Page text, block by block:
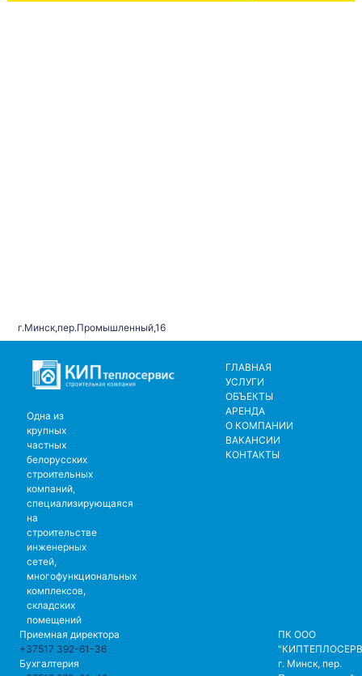
г.Минск,пер.Промышленный,16
Одна из
крупных
частных
белорусских
строительных
компаний,
специализирующаяся
на
строительстве
инженерных
сетей,
многофункциональных
комплексов,
складских
помещений
ГЛАВНАЯ
УСЛУГИ
ОБЪЕКТЫ
АРЕНДА
О КОМПАНИИ
ВАКАНСИИ
КОНТАКТЫ
Приемная директора
+37517 392-61-36
Бухгалтерия
ПК ООО
г. Минск, пер.